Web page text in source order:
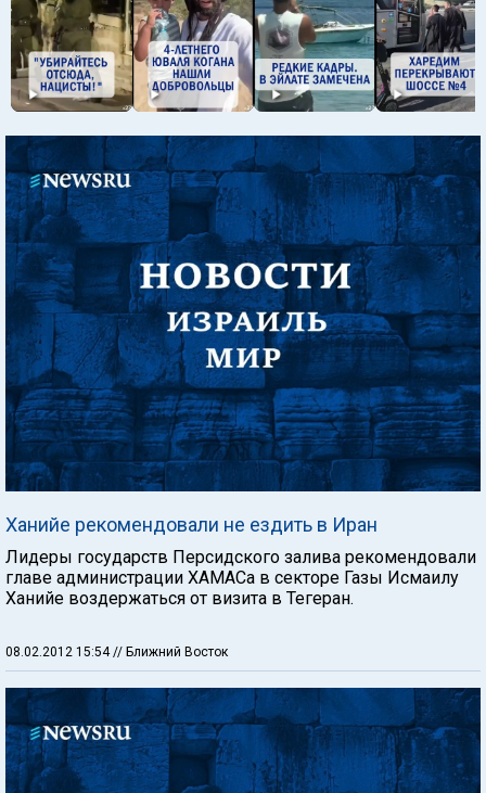
Ханийе рекомендовали не ездить в Иран
Лидеры государств Персидского залива рекомендовали
главе администрации ХАМАСа в секторе Газы Исмаилу
Ханийе воздержаться от визита в Тегеран.
08.02.2012 15:54// Ближний Восток